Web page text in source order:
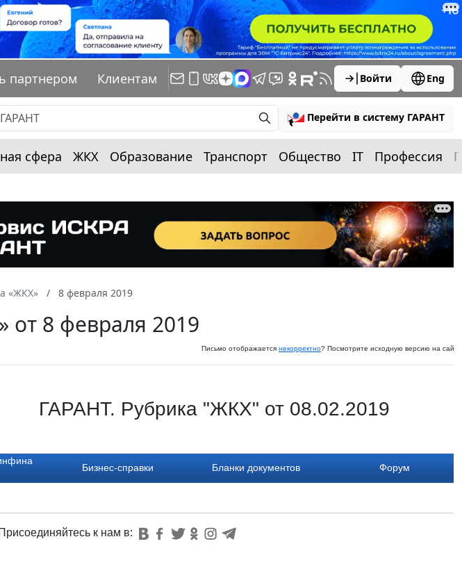
партнером Клиентам Войти Eng
Перейти в систему ГАРАНТ
сфера ЖКХ Образование Транспорт Общество IT Профессия
«ЖКХ» 8 февраля 2019
от 8 февраля 2019
Письмо отображается некорректно? Посмотрите исходную версию на
ГАРАНТ. Рубрика "ЖКХ" от 08.02.2019
Бизнес-справки Бланки документов Форум
Присоединяйтесь к нам в: